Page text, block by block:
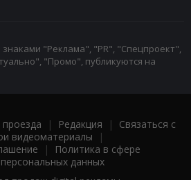
"Реклама", "PR", "Спецпроект",
"Промо", публикуются на
| Редакция | Связаться с
видеоматериалы |
|
Политика в сфере
данных